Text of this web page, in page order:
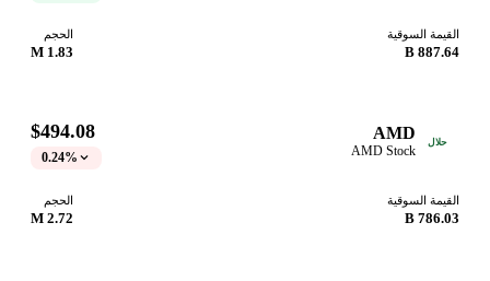
القيمة السوقية
887.64 B
الحجم
1.83 M
حلال AMD
AMD Stock
$494.08
0.24%
القيمة السوقية
786.03 B
الحجم
2.72 M